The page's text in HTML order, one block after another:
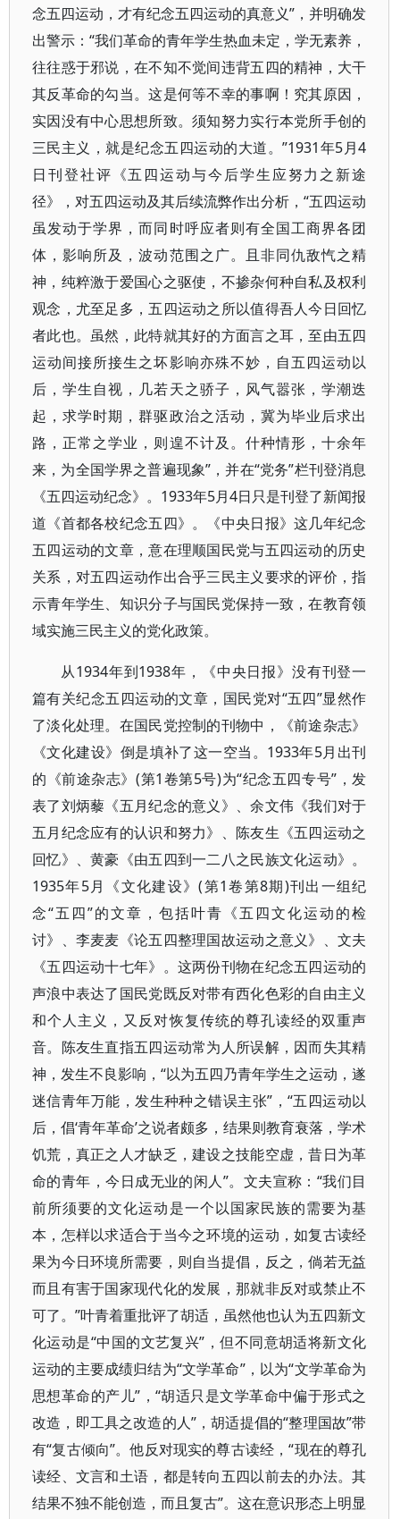
念五四运动，才有纪念五四运动的真意义”，并明确发
出警示：“我们革命的青年学生热血未定，学无素养，
往往惑于邪说，在不知不觉间违背五四的精神，大干
其反革命的勾当。这是何等不幸的事啊！究其原因，
实因没有中心思想所致。须知努力实行本党所手创的
三民主义，就是纪念五四运动的大道。”1931年5月4
日刊登社评《五四运动与今后学生应努力之新途
径》，对五四运动及其后续流弊作出分析，“五四运动
虽发动于学界，而同时呼应者则有全国工商界各团
体，影响所及，波动范围之广。且非同仇敌忾之精
神，纯粹激于爱国心之驱使，不掺杂何种自私及权利
观念，尤至足多，五四运动之所以值得吾人今日回忆
者此也。虽然，此特就其好的方面言之耳，至由五四
运动间接所接生之坏影响亦殊不妙，自五四运动以
后，学生自视，几若天之骄子，风气嚣张，学潮迭
起，求学时期，群驱政治之活动，冀为毕业后求出
路，正常之学业，则遑不计及。什种情形，十余年
来，为全国学界之普遍现象”，并在“党务”栏刊登消息
《五四运动纪念》。1933年5月4日只是刊登了新闻报
道《首都各校纪念五四》。《中央日报》这几年纪念
五四运动的文章，意在理顺国民党与五四运动的历史
关系，对五四运动作出合乎三民主义要求的评价，指
示青年学生、知识分子与国民党保持一致，在教育领
域实施三民主义的党化政策。
从1934年到1938年，《中央日报》没有刊登一
篇有关纪念五四运动的文章，国民党对“五四”显然作
了淡化处理。在国民党控制的刊物中，《前途杂志》
《文化建设》倒是填补了这一空当。1933年5月出刊
的《前途杂志》(第1卷第5号)为“纪念五四专号”，发
表了刘炳藜《五月纪念的意义》、余文伟《我们对于
五月纪念应有的认识和努力》、陈友生《五四运动之
回忆》、黄豪《由五四到一二八之民族文化运动》。
1935年5月《文化建设》(第1卷第8期)刊出一组纪
念“五四”的文章，包括叶青《五四文化运动的检
讨》、李麦麦《论五四整理国故运动之意义》、文夫
《五四运动十七年》。这两份刊物在纪念五四运动的
声浪中表达了国民党既反对带有西化色彩的自由主义
和个人主义，又反对恢复传统的尊孔读经的双重声
音。陈友生直指五四运动常为人所误解，因而失其精
神，发生不良影响，“以为五四乃青年学生之运动，遂
迷信青年万能，发生种种之错误主张”，“五四运动以
后，倡‘青年革命’之说者颇多，结果则教育衰落，学术
饥荒，真正之人才缺乏，建设之技能空虚，昔日为革
命的青年，今日成无业的闲人”。文夫宣称：“我们目
前所须要的文化运动是一个以国家民族的需要为基
本，怎样以求适合于当今之环境的运动，如复古读经
果为今日环境所需要，则自当提倡，反之，倘若无益
而且有害于国家现代化的发展，那就非反对或禁止不
可了。”叶青着重批评了胡适，虽然他也认为五四新文
化运动是“中国的文艺复兴”，但不同意胡适将新文化
运动的主要成绩归结为“文学革命”，以为“文学革命为
思想革命的产儿”，“胡适只是文学革命中偏于形式之
改造，即工具之改造的人”，胡适提倡的“整理国故”带
有“复古倾向”。他反对现实的尊古读经，“现在的尊孔
读经、文言和土语，都是转向五四以前去的办法。其
结果不独不能创造，而且复古”。这在意识形态上明显